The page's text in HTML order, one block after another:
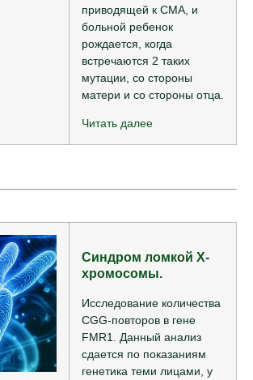
приводящей к СМА, и
больной ребенок
рождается, когда
встречаются 2 таких
мутации, со стороны
матери и со стороны отца.
Читать далее
Синдром ломкой Х-
хромосомы.
Исследование количества
CGG-повторов в гене
FMR1. Данный анализ
сдается по показаниям
генетика теми лицами, у